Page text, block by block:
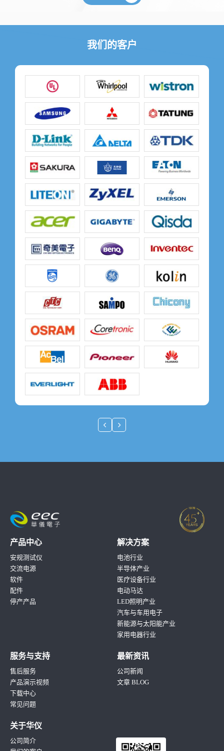
我们的客户
产品中心
安规测试仪
交流电源
软件
配件
停产产品
解决方案
电池行业
半导体产业
医疗设备行业
电动马达
LED照明产业
汽车与车用电子
新能源与太阳能产业
家用电器行业
服务与支持
售后服务
产品演示视频
下载中心
常见问题
最新资讯
公司新闻
文章 BLOG
关于华仪
公司简介